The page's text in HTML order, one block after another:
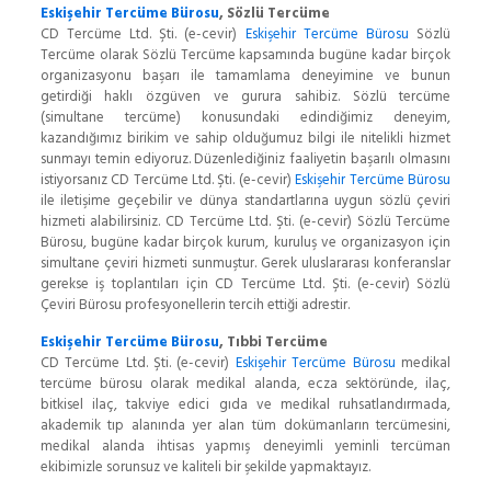
Eskişehir Tercüme Bürosu, Sözlü Tercüme
CD Tercüme Ltd. Şti. (e-cevir) Eskişehir Tercüme Bürosu Sözlü
Tercüme olarak Sözlü Tercüme kapsamında bugüne kadar birçok
organizasyonu başarı ile tamamlama deneyimine ve bunun
getirdiği haklı özgüven ve gurura sahibiz. Sözlü tercüme
(simultane tercüme) konusundaki edindiğimiz deneyim,
kazandığımız birikim ve sahip olduğumuz bilgi ile nitelikli hizmet
sunmayı temin ediyoruz. Düzenlediğiniz faaliyetin başarılı olmasını
istiyorsanız CD Tercüme Ltd. Şti. (e-cevir)Eskişehir Tercüme Bürosu
ile iletişime geçebilir ve dünya standartlarına uygun sözlü çeviri
hizmeti alabilirsiniz. CD Tercüme Ltd. Şti. (e-cevir) Sözlü Tercüme
Bürosu, bugüne kadar birçok kurum, kuruluş ve organizasyon için
simultane çeviri hizmeti sunmuştur. Gerek uluslararası konferanslar
gerekse iş toplantıları için CD Tercüme Ltd. Şti. (e-cevir) Sözlü
Çeviri Bürosu profesyonellerin tercih ettiği adrestir.
Eskişehir Tercüme Bürosu, Tıbbi Tercüme
CD Tercüme Ltd. Şti. (e-cevir) Eskişehir Tercüme Bürosu medikal
tercüme bürosu olarak medikal alanda, ecza sektöründe, ilaç,
bitkisel ilaç, takviye edici gıda ve medikal ruhsatlandırmada,
akademik tıp alanında yer alan tüm dokümanların tercümesini,
medikal alanda ihtisas yapmış deneyimli yeminli tercüman
ekibimizle sorunsuz ve kaliteli bir şekilde yapmaktayız.